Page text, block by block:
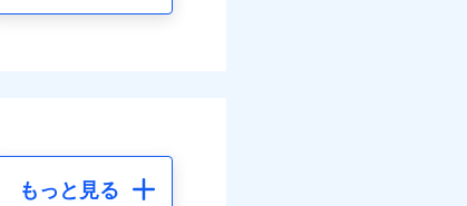
もっと見る